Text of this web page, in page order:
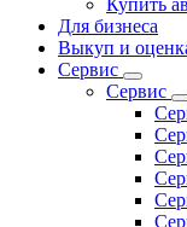
Купить
Для бизнеса
Выкуп и
Сервис
Сервис